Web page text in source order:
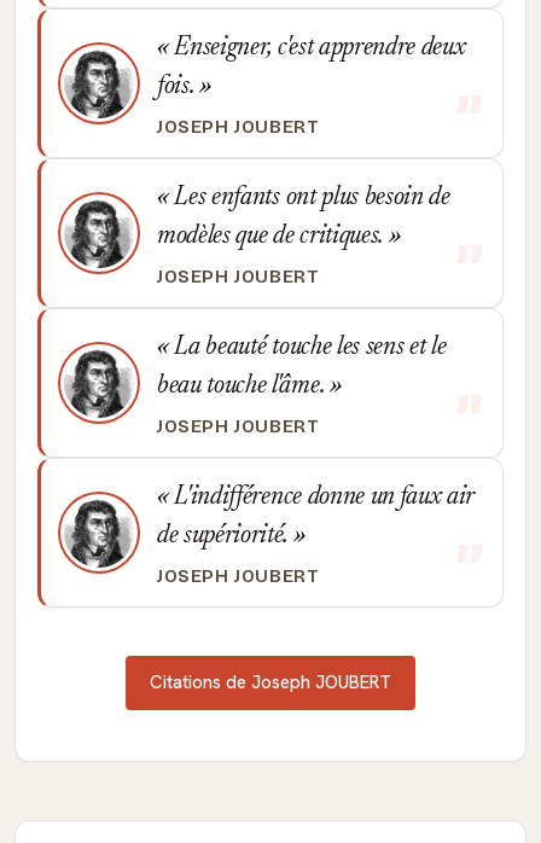
Enseigner, c'est apprendre deux
fois.
JOSEPH JOUBERT
Les enfants ont plus besoin de
modèles que de critiques.
JOSEPH JOUBERT
La beauté touche les sens et le
beau touche l'âme.
JOSEPH JOUBERT
L'indifférence donne un faux air
de supériorité.
JOSEPH JOUBERT
Citations de Joseph JOUBERT